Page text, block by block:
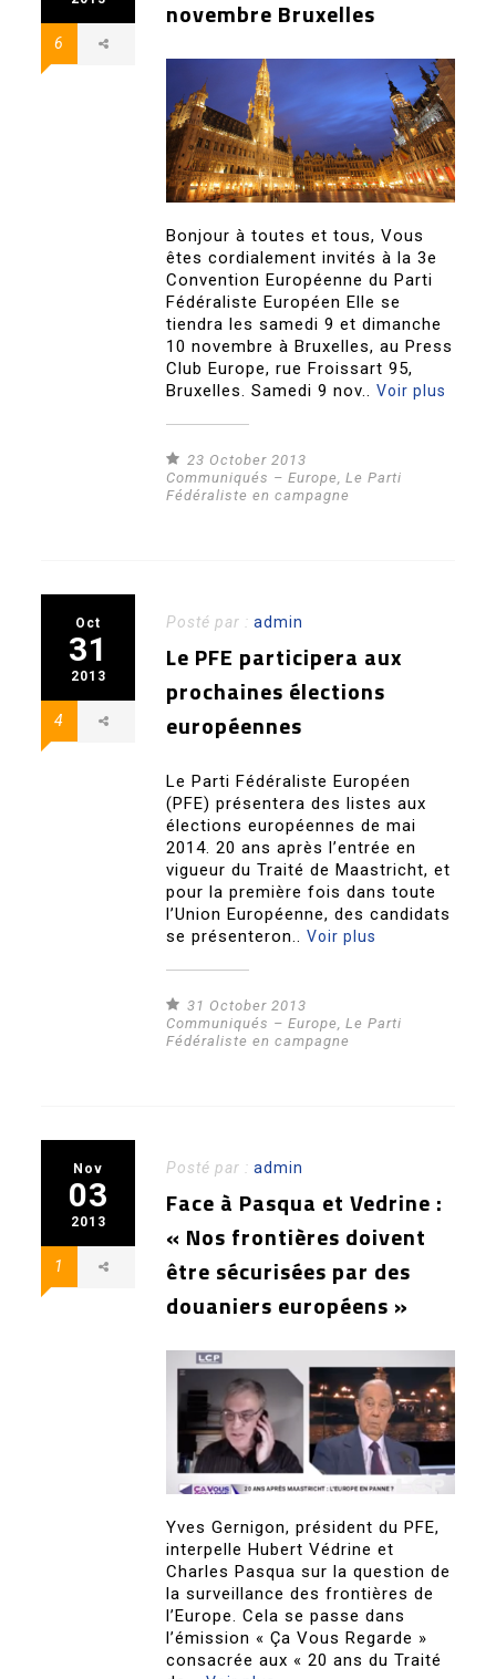
6
novembre Bruxelles
Bonjour à toutes et tous, Vous
êtes cordialement invités à la 3e
Convention Européenne du Parti
Fédéraliste Européen Elle se
tiendra les samedi 9 et dimanche
10 novembre à Bruxelles, au Press
Club Europe, rue Froissart 95,
Bruxelles. Samedi 9 nov..Voir plus
23 October 2013
Communiqués – Europe ,Le Parti
Fédéraliste en campagne
Oct
31
2013
4
Posté par :admin
Le PFE participera aux
prochaines élections
européennes
Le Parti Fédéraliste Européen
(PFE) présentera des listes aux
élections européennes de mai
2014. 20 ans après l’entrée en
vigueur du Traité de Maastricht, et
pour la première fois dans toute
l’Union Européenne, des candidats
se présenteron..Voir plus
31 October 2013
Communiqués – Europe ,Le Parti
Fédéraliste en campagne
Nov
03
2013
1
Posté par :admin
Face à Pasqua et Vedrine :
« Nos frontières doivent
être sécurisées par des
douaniers européens »
Yves Gernigon, président du PFE,
interpelle Hubert Védrine et
Charles Pasqua sur la question de
la surveillance des frontières de
l’Europe. Cela se passe dans
l’émission « Ça Vous Regarde »
consacrée aux « 20 ans du Traité